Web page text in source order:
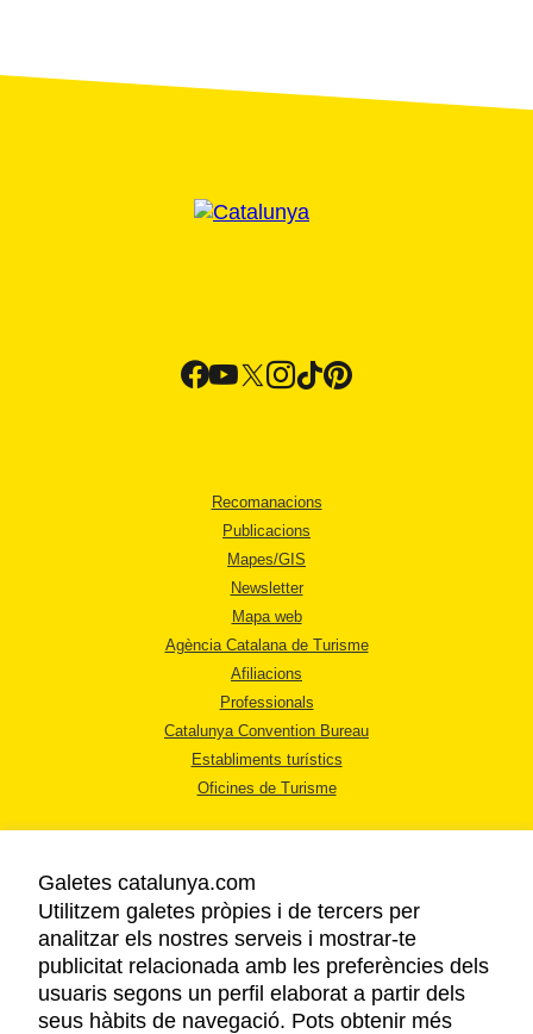
Recomanacions
Publicacions
Mapes/GIS
Newsletter
Mapa web
Agència Catalana de Turisme
Afiliacions
Professionals
Catalunya Convention Bureau
Establiments turístics
Oficines de Turisme
AVÍS LEGAL
POLÍTICA DE PRIVACITAT
COOKIES
Galetes catalunya.com
Utilitzem galetes pròpies i de tercers per
analitzar els nostres serveis i mostrar-te
publicitat relacionada amb les preferències dels
usuaris segons un perfil elaborat a partir dels
seus hàbits de navegació. Pots obtenir més